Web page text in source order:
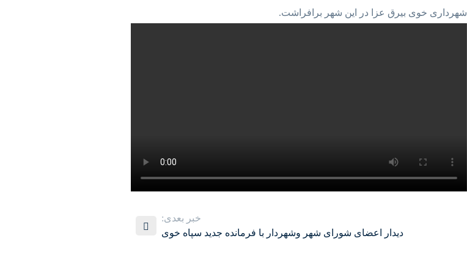
شهرداری خوی بیرق عزا در این شهر برافراشت.
خبر بعدی:
دیدار اعضای شورای شهر وشهردار با فرمانده جدید سپاه خوی